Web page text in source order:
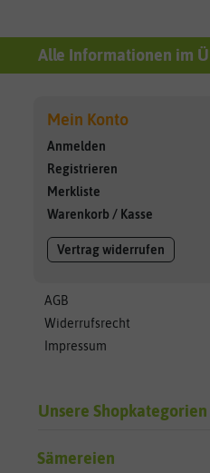
Alle Informationen im
Mein Konto
Anmelden
Registrieren
Merkliste
Warenkorb / Kasse
Vertrag widerrufen
AGB
Widerrufsrecht
Impressum
Unsere
Sämereien